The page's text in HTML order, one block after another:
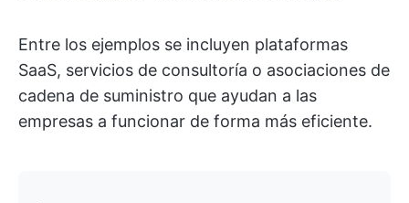
Entre los ejemplos se incluyen plataformas
SaaS, servicios de consultoría o asociaciones de
cadena de suministro que ayudan a las
empresas a funcionar de forma más eficiente.